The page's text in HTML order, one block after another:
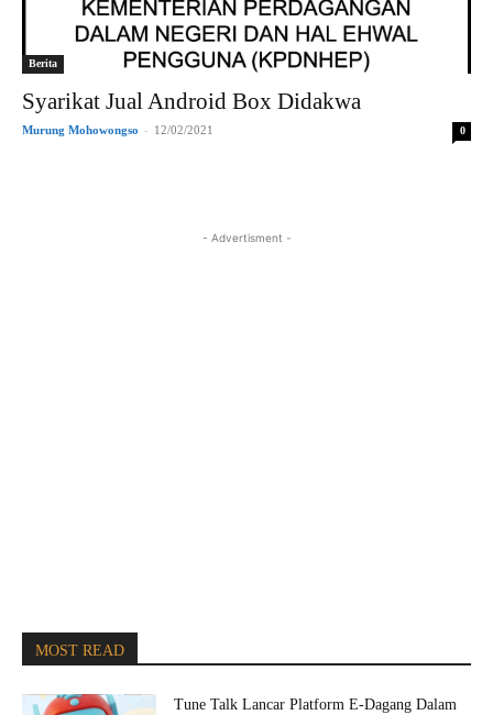
Berita
Syarikat Jual Android Box Didakwa
Murung Mohowongso - 12/02/2021 0
- Advertisment -
MOST READ
Tune Talk Lancar Platform E-Dagang Dalam